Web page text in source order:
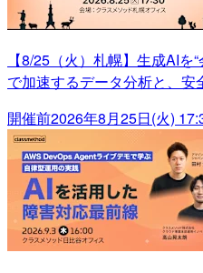
【8/25（火）札幌】生成AIを
で加速するデータ分析と、安
開催前2026年8月25日(火)